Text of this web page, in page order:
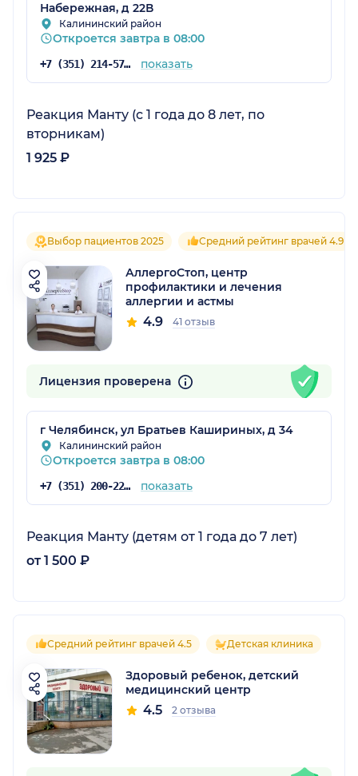
Набережная, д 22В
Калининский район
Откроется завтра в 08:00
+7 (351) 214-57-56 показать
Реакция Манту (с 1 года до 8 лет, по
вторникам)
1 925 ₽
Выбор пациентов 2025 Средний рейтинг врачей 4.9
АллергоСтоп, центр
профилактики и лечения
аллергии и астмы
4.9 41 отзыв
Лицензия проверена
г Челябинск, ул Братьев Кашириных, д 34
Калининский район
Откроется завтра в 08:00
+7 (351) 200-22-62 показать
Реакция Манту (детям от 1 года до 7 лет)
от 1 500 ₽
Средний рейтинг врачей 4.5 Детская клиника
Здоровый ребенок, детский
медицинский центр
4.5 2 отзыва